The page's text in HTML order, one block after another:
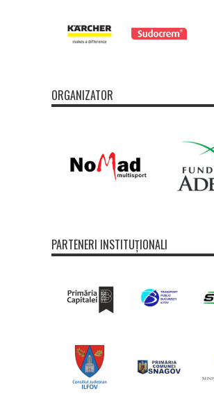
ORGANIZATOR
PARTENERI INSTITUȚIONALI